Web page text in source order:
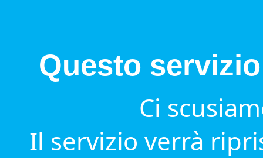
Questo
Ci
Il servizio verrà